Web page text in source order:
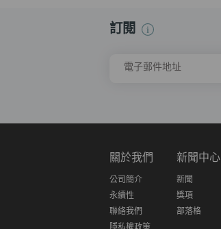
訂閱
電子郵件地址
關於我們
公司簡介
永續性
聯絡我們
隱私權政策
新聞中心
新聞
獎項
部落格